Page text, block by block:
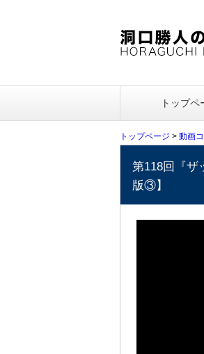
トップペ
トップページ > 動画
第118回『ザ
版③】